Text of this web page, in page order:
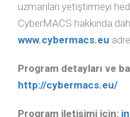
uzmanları yetiştirmeyi
CyberMACS hakkında
www.cybermacs.eu
Program detayları ve
http://cybermacs.eu/
Program iletişimi için: